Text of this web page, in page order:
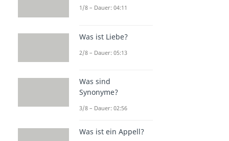
1/8 – Dauer: 04:11
Was ist Liebe?
2/8 – Dauer: 05:13
Was sind
Synonyme?
3/8 – Dauer: 02:56
Was ist ein Appell?